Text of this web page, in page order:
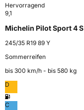
Hervorragend
9,1
Michelin Pilot Sport 4 S
245/35 R19 89 Y
Sommerreifen
bis 300 km⁠/⁠h - bis 580 kg
D
C